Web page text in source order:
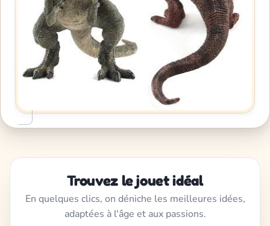
Trouvez le jouet idéal
En quelques clics, on déniche les meilleures idées,
adaptées à l'âge et aux passions.